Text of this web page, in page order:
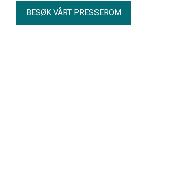
BESØK VÅRT PRESSEROM